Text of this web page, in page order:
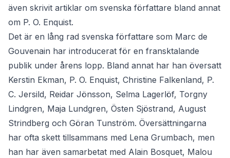
även skrivit artiklar om svenska författare bland annat
om P. O. Enquist.
Det är en lång rad svenska författare som Marc de
Gouvenain har introducerat för en fransktalande
publik under årens lopp. Bland annat har han översatt
Kerstin Ekman, P. O. Enquist, Christine Falkenland, P.
C. Jersild, Reidar Jönsson, Selma Lagerlöf, Torgny
Lindgren, Maja Lundgren, Östen Sjöstrand, August
Strindberg och Göran Tunström. Översättningarna
har ofta skett tillsammans med Lena Grumbach, men
han har även samarbetat med Alain Bosquet, Malou